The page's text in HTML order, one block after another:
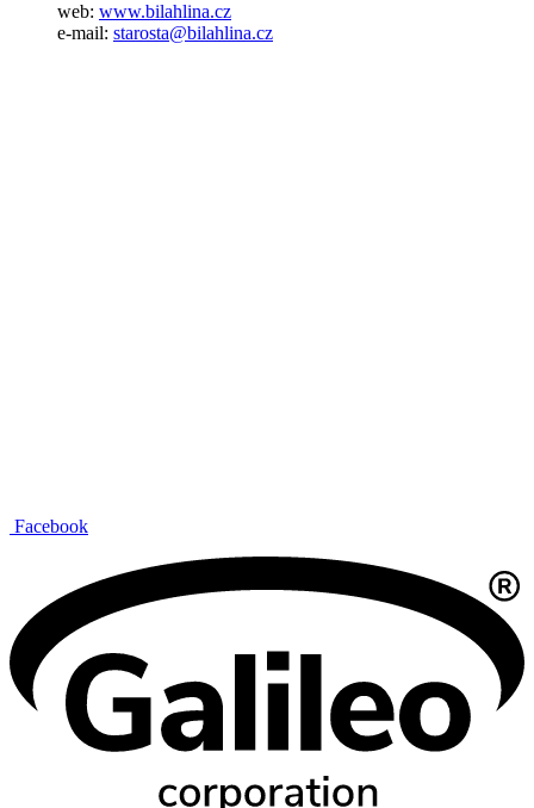
web: www.bilahlina.cz
e-mail: starosta@bilahlina.cz
Facebook